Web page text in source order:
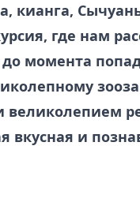
кианга,
где нам
момента
великолепием
вкусная и